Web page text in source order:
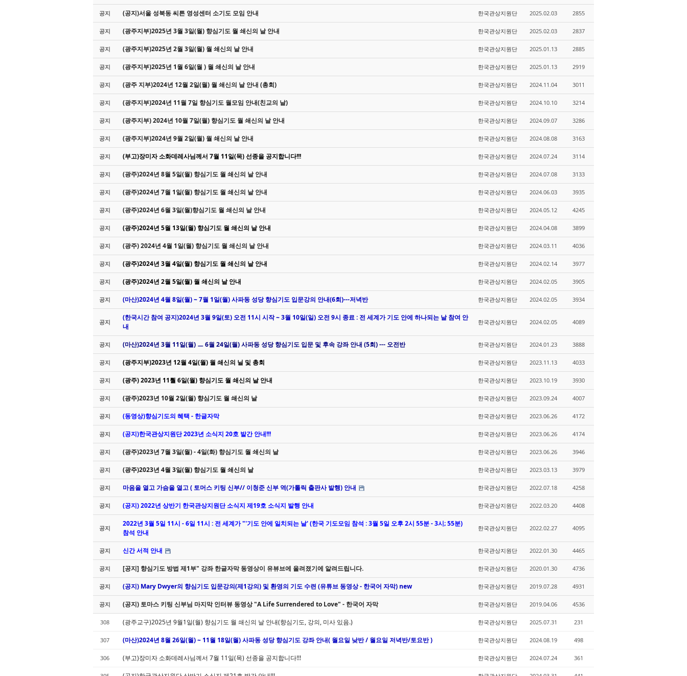
공지 (공지)서울 성북동 씨튼 영성센터 소기도 모임 안내 한국관상지원단 2025.02.03 2855
공지 (광주지부)2025년 3월 3일(월) 향심기도 월 쇄신의 날 안내 한국관상지원단 2025.02.03 2837
공지 (광주지부)2025년 2월 3일(월) 월 쇄신의 날 안내 한국관상지원단 2025.01.13 2885
공지 (광주지부)2025년 1월 6일(월 ) 월 쇄신의 날 안내 한국관상지원단 2025.01.13 2919
공지 (광주 지부)2024년 12월 2일(월) 월 쇄신의 날 안내 (총회) 한국관상지원단 2024.11.04 3011
공지 (광주지부)2024년 11월 7일 향심기도 월모임 안내(친교의 날) 한국관상지원단 2024.10.10 3214
공지 (광주지부) 2024년 10월 7일(월) 향심기도 월 쇄신의 날 안내 한국관상지원단 2024.09.07 3286
공지 (광주지부)2024년 9월 2일(월) 월 쇄신의 날 안내 한국관상지원단 2024.08.08 3163
공지 (부고)장미자 소화데레사님께서 7월 11일(목) 선종을 공지합니다!!! 한국관상지원단 2024.07.24 3114
공지 (광주)2024년 8월 5일(월) 향심기도 월 쇄신의 날 안내 한국관상지원단 2024.07.08 3133
공지 (광주)2024년 7월 1일(월) 향심기도 월 쇄신의 날 안내 한국관상지원단 2024.06.03 3935
공지 (광주)2024년 6월 3일(월)향심기도 월 쇄신의 날 안내 한국관상지원단 2024.05.12 4245
공지 (광주)2024년 5월 13일(월) 향심기도 월 쇄신의 날 안내 한국관상지원단 2024.04.08 3899
공지 (광주) 2024년 4월 1일(월) 향심기도 월 쇄신의 날 안내 한국관상지원단 2024.03.11 4036
공지 (광주)2024년 3월 4일(월) 향심기도 월 쇄신의 날 안내 한국관상지원단 2024.02.14 3977
공지 (광주)2024년 2월 5일(월) 월 쇄신의 날 안내 한국관상지원단 2024.02.05 3905
공지 (마산)2024년 4월 8일(월) ~ 7월 1일(월) 사파동 성당 향심기도 입문강의 안내(6회)---저녁반 한국관상지원단 2024.02.05 3934
공지
(한국시간 참여 공지)2024년 3월 9일(토) 오전 11시 시작 ~ 3월 10일(일) 오전 9시 종료 : 전 세계가 기도 안에 하나되는 날 참여 안
내
한국관상지원단 2024.02.05 4089
공지 (마산)2024년 3월 11일(월) ㅡ 6월 24일(월) 사파동 성당 향심기도 입문 및 후속 강좌 안내 (5회) --- 오전반 한국관상지원단 2024.01.23 3888
공지 (광주지부)2023년 12월 4일(월) 월 쇄신의 닐 및 총회 한국관상지원단 2023.11.13 4033
공지 (광주) 2023년 11뤌 6일(월) 향심기도 월 쇄신의 날 안내 한국관상지원단 2023.10.19 3930
공지 (광주)2023년 10월 2일(월) 향심기도 월 쇄신의 날 한국관상지원단 2023.09.24 4007
공지 (동영상)향심기도의 혜택 - 한글자막 한국관상지원단 2023.06.26 4172
공지 (공지)한국관상지원단 2023년 소식지 20호 발간 안내!!! 한국관상지원단 2023.06.26 4174
공지 (광주)2023년 7월 3일(월) - 4일(화) 향심기도 월 쇄신의 날 한국관상지원단 2023.06.26 3946
공지 (광주)2023년 4월 3일(월) 향심기도 월 쇄신의 날 한국관상지원단 2023.03.13 3979
공지 마음을 열고 가슴을 열고 ( 토머스 키팅 신부// 이청준 신부 역(가톨릭 출판사 발행) 안내 한국관상지원단 2022.07.18 4258
공지 (공지) 2022년 상반기 한국관상지원단 소식지 제19호 소식지 발행 안내 한국관상지원단 2022.03.20 4408
공지
2022년 3월 5일 11시 - 6일 11시 : 전 세계가 "'기도 안에 일치되는 날' (한국 기도모임 참석 : 3월 5일 오후 2시 55분 - 3시; 55분)
참석 안내
한국관상지원단 2022.02.27 4095
공지 신간 서적 안내 한국관상지원단 2022.01.30 4465
공지 [공지] 향심기도 방법 제1부" 강좌 한글자막 동영상이 유뷰브에 올려졌기에 알려드립니다. 한국관상지원단 2020.01.30 4736
공지 (공지) Mary Dwyer의 향심기도 입문강의(제1강의) 및 환영의 기도 수련 (유튜브 동영상 - 한국어 자막) new 한국관상지원단 2019.07.28 4931
공지 (공지) 토마스 키팅 신부님 마지막 인터뷰 동영상 "A Life Surrendered to Love" - 한국어 자막 한국관상지원단 2019.04.06 4536
308 (광주교구)2025년 9월1일(월) 향심기도 월 쇄신의 날 안내(향심기도, 강의, 미사 있음.) 한국관상지원단 2025.07.31 231
307 (마산)2024년 8월 26일(월) ~ 11월 18일(월) 사파동 성당 향심기도 강좌 안내( 월요일 낮반 / 월요일 저녁반/토요반 ) 한국관상지원단 2024.08.19 498
306 (부고)장미자 소화데레사님께서 7월 11일(목) 선종을 공지합니다!!! 한국관상지원단 2024.07.24 361